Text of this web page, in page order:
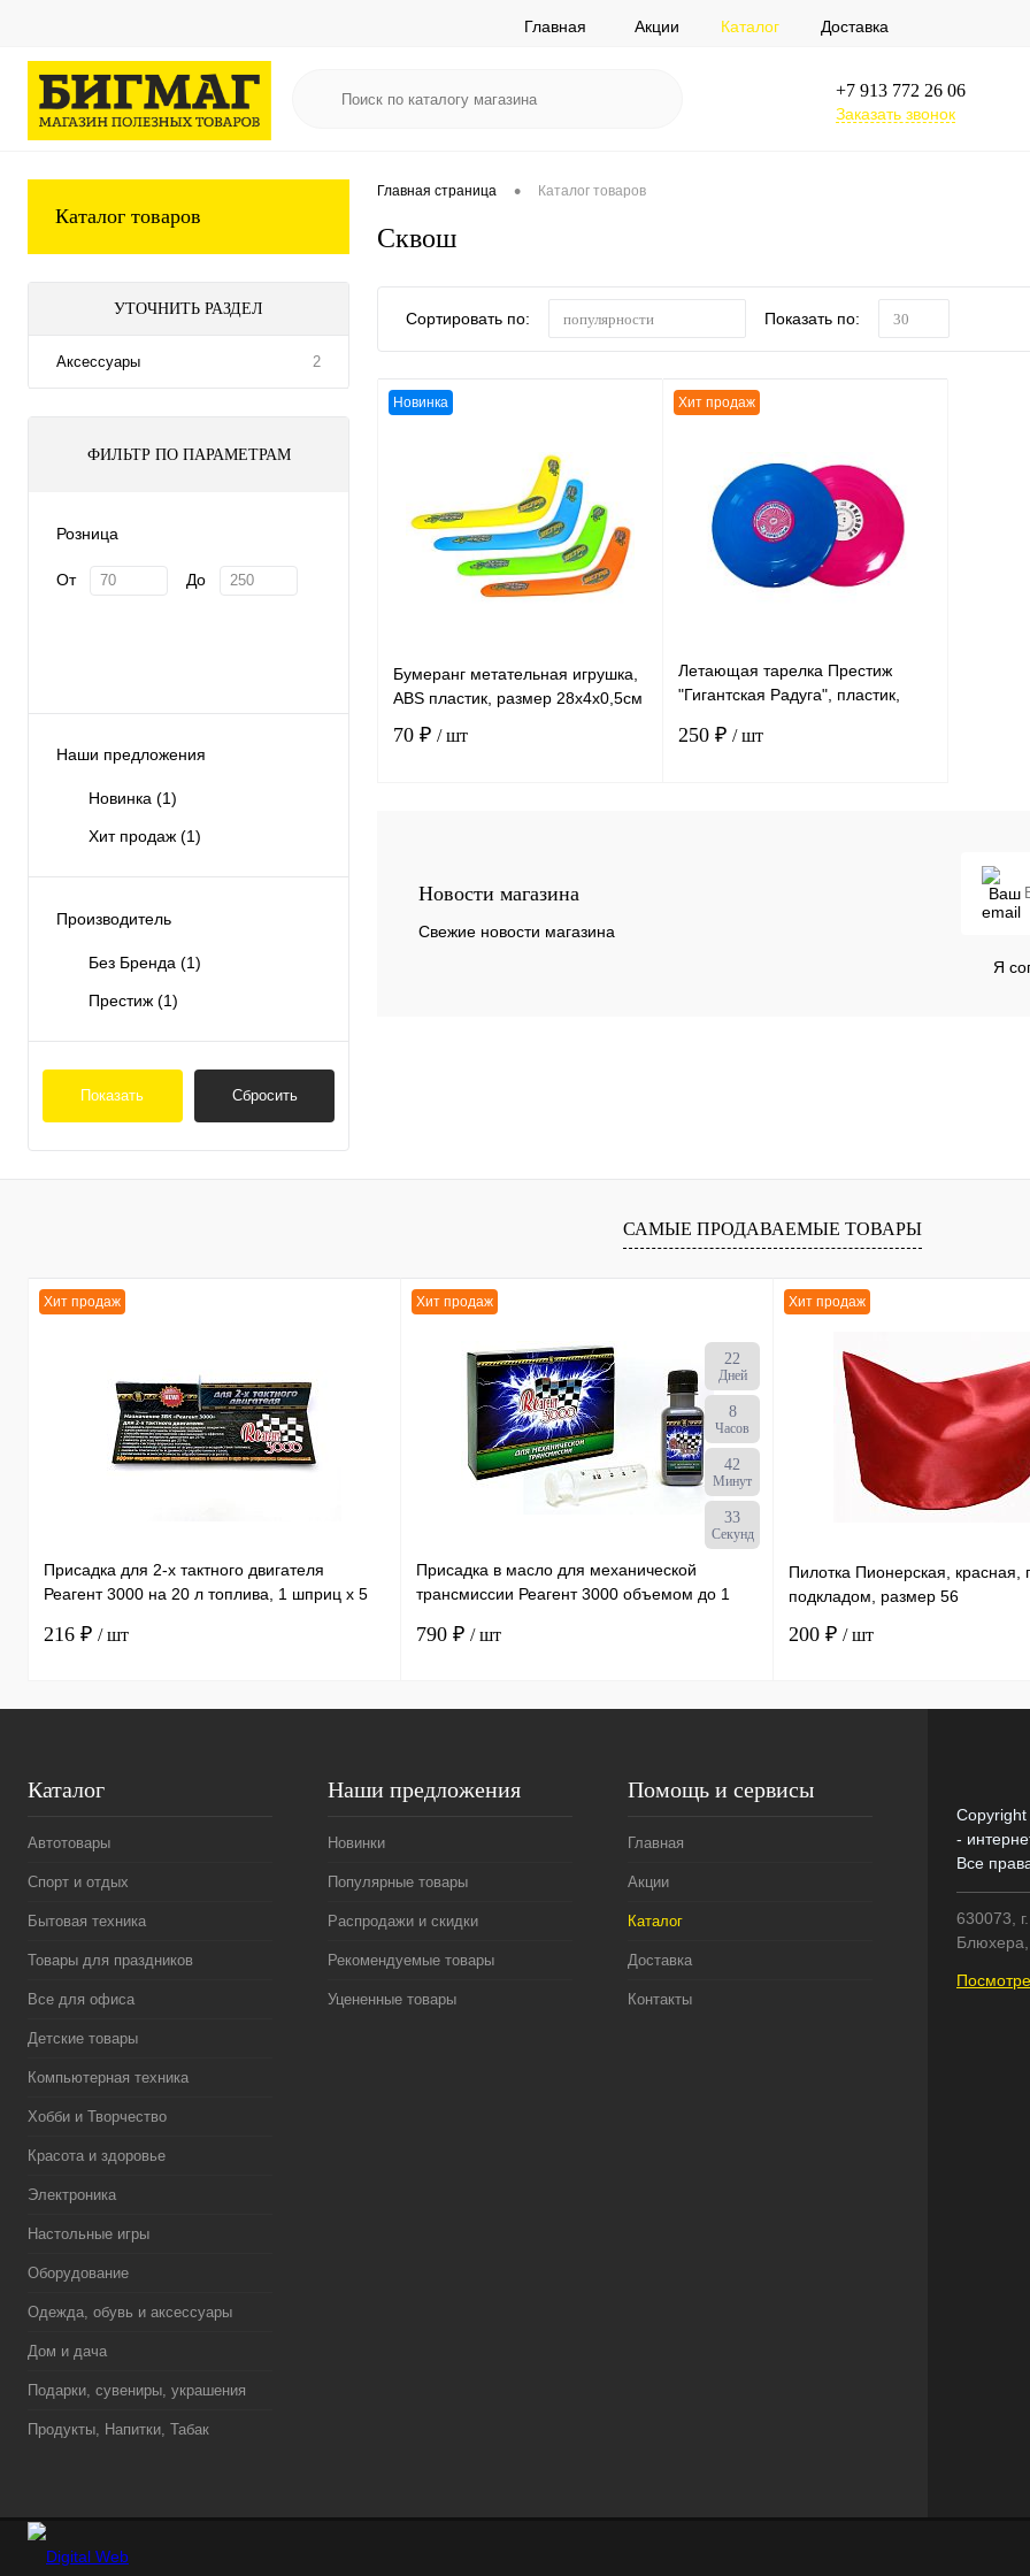
Главная Акции Каталог Доставка
+7 913 772 26 06
Заказать звонок
Каталог товаров
УТОЧНИТЬ РАЗДЕЛ
Аксессуары 2
ФИЛЬТР ПО ПАРАМЕТРАМ
Розница
От До
Наши предложения
Новинка (1)
Хит продаж (1)
Производитель
Без Бренда (1)
Престиж (1)
Показать Сбросить
Главная страница • Каталог товаров
Сквош
Сортировать по: популярности Показать по: 30
Новинка
Бумеранг метательная игрушка,
ABS пластик, размер 28х4х0,5см
70 ₽ / шт
К сравнению
В избранное
Хит продаж
Летающая тарелка Престиж
"Гигантская Радуга", пластик,
250 ₽ / шт
Новости магазина
Свежие новости магазина
Я
САМЫЕ ПРОДАВАЕМЫЕ ТОВАРЫ
Хит продаж
Присадка для 2-х тактного двигателя
Реагент 3000 на 20 л топлива, 1 шприц х 5
216 ₽ / шт
Хит продаж
22
Дней
8
Часов
42
Минут
33
Секунд
Присадка в масло для механической
трансмиссии Реагент 3000 объемом до 1
790 ₽ / шт
Хит продаж
Пилотка Пионерская, красная,
подкладом, размер 56
200 ₽ / шт
Каталог
Автотовары
Спорт и отдых
Бытовая техника
Товары для праздников
Все для офиса
Детские товары
Компьютерная техника
Хобби и Творчество
Красота и здоровье
Электроника
Настольные игры
Оборудование
Одежда, обувь и аксессуары
Дом и дача
Подарки, сувениры, украшения
Продукты, Напитки, Табак
Наши предложения
Новинки
Популярные товары
Распродажи и скидки
Рекомендуемые товары
Уцененные товары
Помощь и сервисы
Главная
Акции
Каталог
Доставка
Контакты
-
Все
630073,